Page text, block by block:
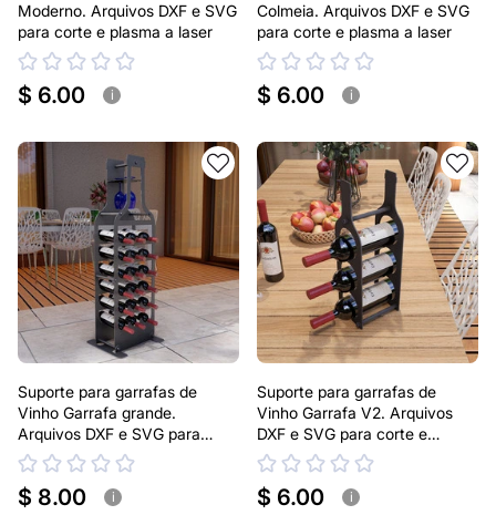
Moderno. Arquivos DXF e SVG
para corte e plasma a laser
$ 6.00 i
Colmeia. Arquivos DXF e SVG
para corte e plasma a laser
$ 6.00 i
Suporte para garrafas de
Vinho Garrafa grande.
Arquivos DXF e SVG para
corte e plasma a laser
$ 8.00 i
Suporte para garrafas de
Vinho Garrafa V2. Arquivos
DXF e SVG para corte e
plasma a laser
$ 6.00 i